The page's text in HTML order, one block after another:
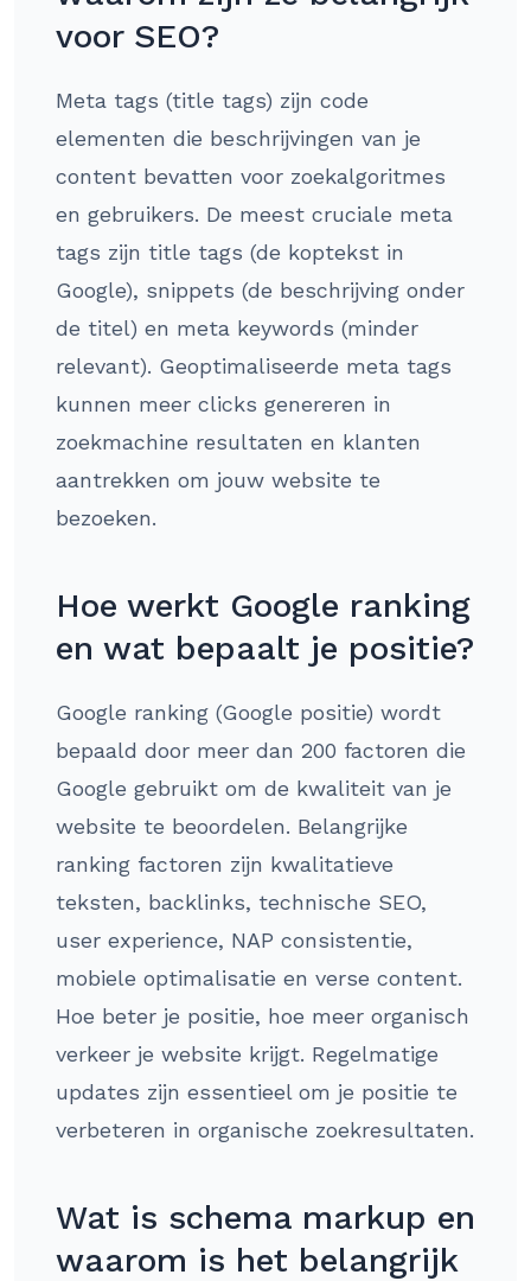
voor SEO?
Meta tags (title tags) zijn code
elementen die beschrijvingen van je
content bevatten voor zoekalgoritmes
en gebruikers. De meest cruciale meta
tags zijn title tags (de koptekst in
Google), snippets (de beschrijving onder
de titel) en meta keywords (minder
relevant). Geoptimaliseerde meta tags
kunnen meer clicks genereren in
zoekmachine resultaten en klanten
aantrekken om jouw website te
bezoeken.
Hoe werkt Google ranking
en wat bepaalt je positie?
Google ranking (Google positie) wordt
bepaald door meer dan 200 factoren die
Google gebruikt om de kwaliteit van je
website te beoordelen. Belangrijke
ranking factoren zijn kwalitatieve
teksten, backlinks, technische SEO,
user experience, NAP consistentie,
mobiele optimalisatie en verse content.
Hoe beter je positie, hoe meer organisch
verkeer je website krijgt. Regelmatige
updates zijn essentieel om je positie te
verbeteren in organische zoekresultaten.
Wat is schema markup en
waarom is het belangrijk